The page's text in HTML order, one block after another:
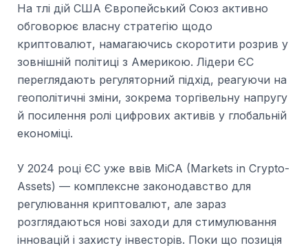
На тлі дій США Європейський Союз активно
обговорює власну стратегію щодо
криптовалют, намагаючись скоротити розрив у
зовнішній політиці з Америкою. Лідери ЄС
переглядають регуляторний підхід, реагуючи на
геополітичні зміни, зокрема торгівельну напругу
й посилення ролі цифрових активів у глобальній
економіці.
У 2024 році ЄС уже ввів MiCA (Markets in Crypto-
Assets) — комплексне законодавство для
регулювання криптовалют, але зараз
розглядаються нові заходи для стимулювання
інновацій і захисту інвесторів. Поки що позиція